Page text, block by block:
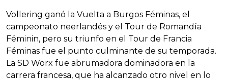
Vollering ganó la Vuelta a Burgos Féminas, el
campeonato neerlandés y el Tour de Romandía
Féminin, pero su triunfo en el Tour de Francia
Féminas fue el punto culminante de su temporada.
La SD Worx fue abrumadora dominadora en la
carrera francesa, que ha alcanzado otro nivel en lo